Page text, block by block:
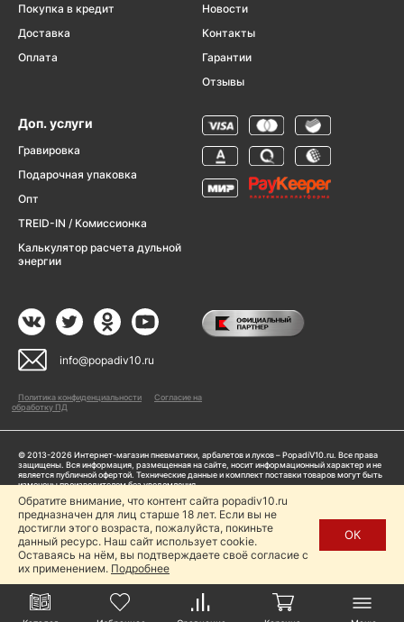
Покупка в кредит
Доставка
Оплата
Новости
Контакты
Гарантии
Отзывы
Доп. услуги
Гравировка
Подарочная упаковка
Опт
TREID-IN / Комиссионка
Калькулятор расчета дульной
энергии
info@popadiv10.ru
Политика конфиденциальности
Согласие на
обработку ПД
© 2013-2026 Интернет-магазин пневматики, арбалетов и луков – PopadiV10.ru. Все права
защищены. Вся информация, размещенная на сайте, носит информационный характер и не
является публичной офертой. Технические данные и комплект поставки товаров могут быть
изменены производителем без уведомления
ИП Жарук Александр Сергеевич, ОГРНИП: 314504704200042
Пользуясь сайтом Popadiv10.ru, пользователь автоматически соглашается с условиями,
прописанными в
Политике конфиденциальности
Копирование любой информации (тексты, фото, видео и др.) с сайта Popadiv10 запрещено,
за исключением наличия письменного согласия администрации сайта Popadiv10.
Обратите внимание, что контент сайта popadiv10.ru
предназначен для лиц старше 18 лет. Если вы не
достигли этого возраста, пожалуйста, покиньте
данный ресурс. Наш сайт использует cookie.
Оставаясь на нём, вы подтверждаете своё согласие с
их применением. Подробнее
ОК